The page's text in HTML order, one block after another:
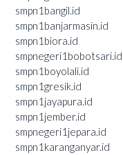
smpn1bangil.id
smpn1banjarmasin.id
smpn1biora.id
smpnegeri1bobotsari.id
smpn1boyolali.id
smpn1gresik.id
smpn1jayapura.id
smpn1jember.id
smpnegeri1jepara.id
smpn1karanganyar.id